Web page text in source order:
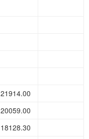
21914.00
20059.00
18128.30